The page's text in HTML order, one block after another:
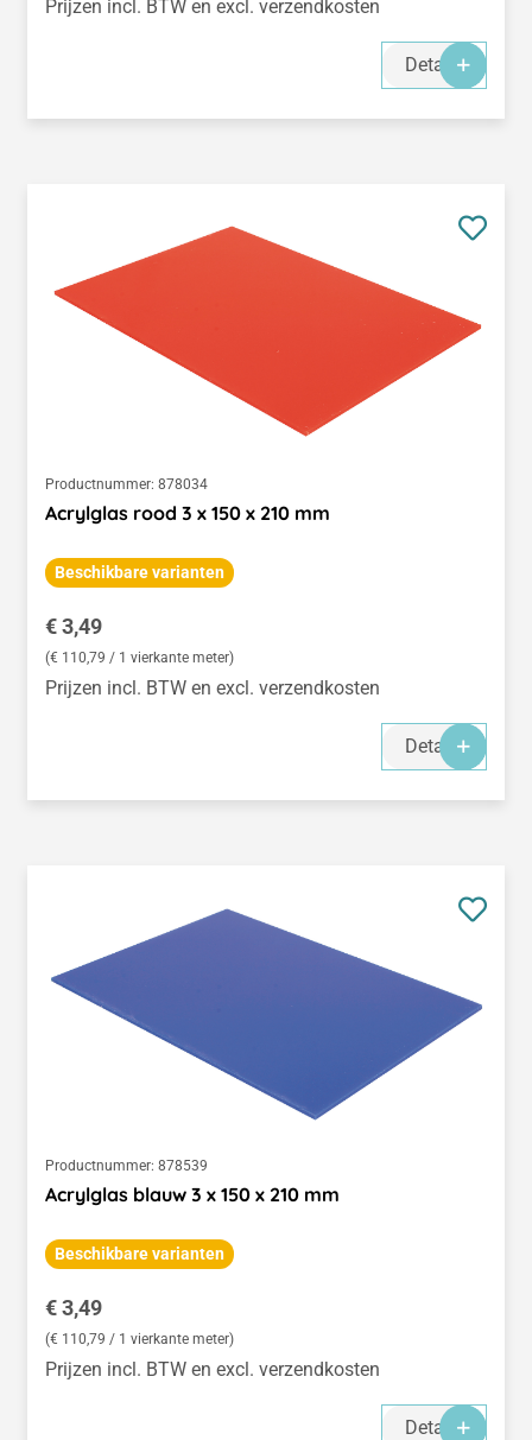
Prijzen incl. BTW en excl. verzendkosten
Details
Productnummer: 878034
Acrylglas rood 3 x 150 x 210 mm
Beschikbare varianten
Normale prijs:
€ 3,49
(€ 110,79 / 1 vierkante meter)
Prijzen incl. BTW en excl. verzendkosten
Details
Productnummer: 878539
Acrylglas blauw 3 x 150 x 210 mm
Beschikbare varianten
Normale prijs:
€ 3,49
(€ 110,79 / 1 vierkante meter)
Prijzen incl. BTW en excl. verzendkosten
Details